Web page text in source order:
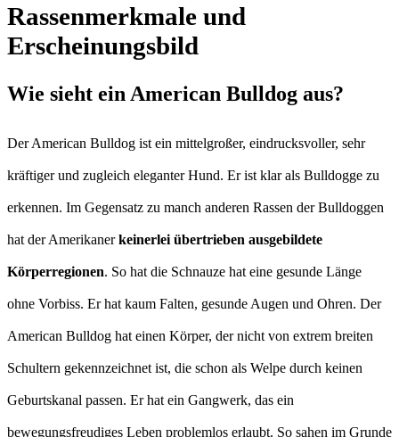
Rassenmerkmale und
Erscheinungsbild
Wie sieht ein American Bulldog aus?
Der American Bulldog ist ein mittelgroßer, eindrucksvoller, sehr
kräftiger und zugleich eleganter Hund. Er ist klar als Bulldogge zu
erkennen. Im Gegensatz zu manch anderen Rassen der Bulldoggen
hat der Amerikanerkeinerlei übertrieben ausgebildete
Körperregionen. So hat die Schnauze hat eine gesunde Länge
ohne Vorbiss. Er hat kaum Falten, gesunde Augen und Ohren. Der
American Bulldog hat einen Körper, der nicht von extrem breiten
Schultern gekennzeichnet ist, die schon als Welpe durch keinen
Geburtskanal passen. Er hat ein Gangwerk, das ein
bewegungsfreudiges Leben problemlos erlaubt. So sahen im Grunde